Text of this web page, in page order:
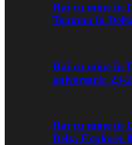
Hai cu mine în
Toamna în
Hai cu mine în
aniversară:
Hai cu mine în
Delta Explorer